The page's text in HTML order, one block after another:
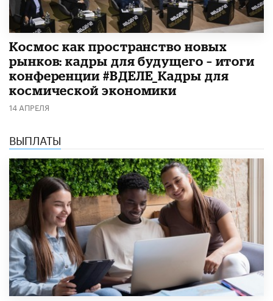
Космос как пространство новых
рынков: кадры для будущего – итоги
конференции #ВДЕЛЕ_Кадры для
космической экономики
14 АПРЕЛЯ
ВЫПЛАТЫ